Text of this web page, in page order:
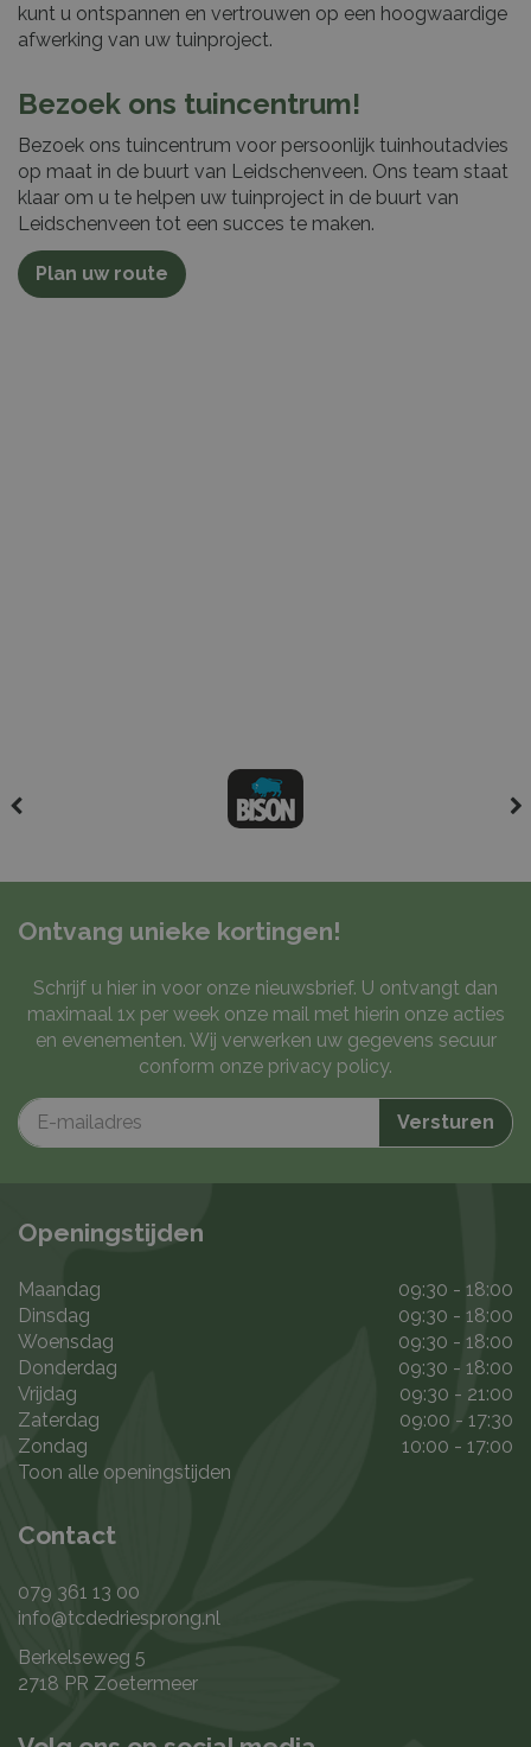
kunt u ontspannen en vertrouwen op een hoogwaardige
afwerking van uw tuinproject.
Bezoek ons tuincentrum!
Bezoek ons tuincentrum voor persoonlijk tuinhoutadvies
op maat in de buurt van Leidschenveen. Ons team staat
klaar om u te helpen uw tuinproject in de buurt van
Leidschenveen tot een succes te maken.
Plan uw route
Ontvang unieke kortingen!
Schrijf u hier in voor onze nieuwsbrief. U ontvangt dan
maximaal 1x per week onze mail met hierin onze acties
en evenementen. Wij verwerken uw gegevens secuur
conform onze privacy policy.
Openingstijden
Maandag
09:30 - 18:00
Dinsdag
09:30 - 18:00
Woensdag
09:30 - 18:00
Donderdag
09:30 - 18:00
Vrijdag
09:30 - 21:00
Zaterdag
09:00 - 17:30
Zondag
10:00 - 17:00
Toon alle openingstijden
Contact
079 361 13 00
info@tcdedriesprong.nl
Berkelseweg 5
2718 PR Zoetermeer